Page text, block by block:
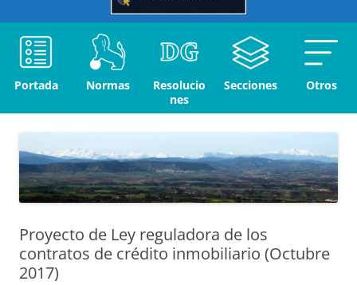
Portada Normas
Resolucio
nes
Secciones Otros
Proyecto de Ley reguladora de los
contratos de crédito inmobiliario (Octubre
2017)